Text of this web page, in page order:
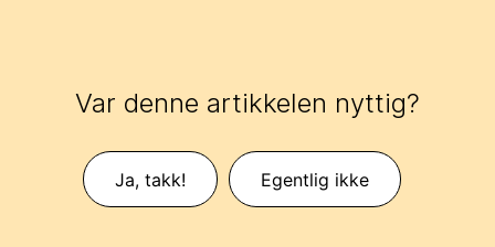
Var denne artikkelen nyttig?
Ja, takk! Egentlig ikke